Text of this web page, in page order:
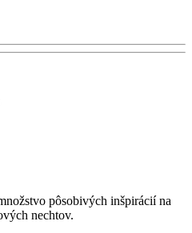
pôsobivých inšpirácií na
nechtov.